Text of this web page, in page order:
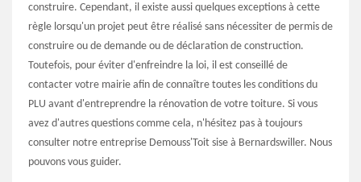
construire. Cependant, il existe aussi quelques exceptions à cette
règle lorsqu'un projet peut être réalisé sans nécessiter de permis de
construire ou de demande ou de déclaration de construction.
Toutefois, pour éviter d'enfreindre la loi, il est conseillé de
contacter votre mairie afin de connaître toutes les conditions du
PLU avant d'entreprendre la rénovation de votre toiture. Si vous
avez d'autres questions comme cela, n'hésitez pas à toujours
consulter notre entreprise Demouss'Toit sise à Bernardswiller. Nous
pouvons vous guider.